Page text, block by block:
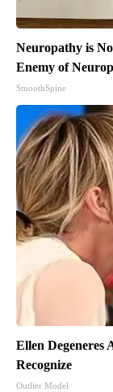
Neuropathy is
Enemy of
SmoothSpine
Ellen Degeneres
Recognize
Outlier Model